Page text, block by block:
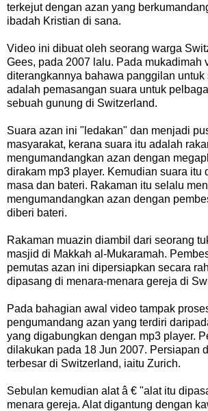
terkejut dengan azan yang
ibadah Kristian di sana.
Video ini dibuat oleh seorang warga
Gees, pada 2007 lalu. Pada mukadimah
diterangkannya bahawa panggilan untuk
adalah pemasangan suara untuk
sebuah gunung di Switzerland.
Suara azan ini " ledakan" dan menjadi
masyarakat, kerana suara itu adalah
mengumandangkan azan dengan
dirakam mp3 player. Kemudian suara itu
masa dan bateri. Rakaman itu selalu
mengumandangkan azan dengan
diberi bateri.
Rakaman muazin diambil dari seorang
masjid di Makkah al -Mukaramah.
pemutas azan ini dipersiapkan secara
dipasang di menara-menara gereja di
Pada bahagian awal video tampak
pengumandang azan yang terdiri
yang digabungkan dengan mp3 player.
dilakukan pada 18 Jun 2007. Persiapan
terbesar di Switzerland, iaitu Zurich.
Sebulan kemudian alat â € "alat itu
menara gereja. Alat digantung dengan